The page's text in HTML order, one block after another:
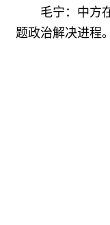
毛宁：中方
题政治解决进程。